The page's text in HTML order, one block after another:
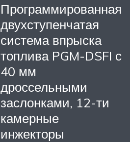
Программированная
двухступенчатая
система впрыска
топлива PGM-DSFI с
40 мм
дроссельными
заслонками, 12-ти
камерные
инжекторы